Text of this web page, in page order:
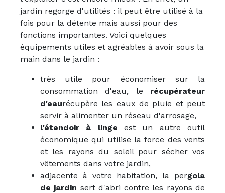
jardin regorge d'utilités : il peut être utilisé à la
fois pour la détente mais aussi pour des
fonctions importantes. Voici quelques
équipements utiles et agréables à avoir sous la
main dans le jardin :
très utile pour économiser sur la
consommation d'eau, le récupérateur
d'eaurécupère les eaux de pluie et peut
servir à alimenter un réseau d'arrosage,
l'étendoir à linge est un autre outil
économique qui utilise la force des vents
et les rayons du soleil pour sécher vos
vêtements dans votre jardin,
adjacente à votre habitation, la pergola
de jardin sert d'abri contre les rayons de